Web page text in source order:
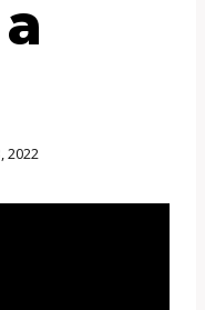
2022